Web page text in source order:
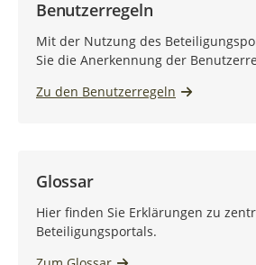
Benutzerregeln
Mit der Nutzung des
Sie die Anerkennung der
Zu den Benutzerregeln
Glossar
Hier finden Sie Erklärungen zu
Beteiligungsportals.